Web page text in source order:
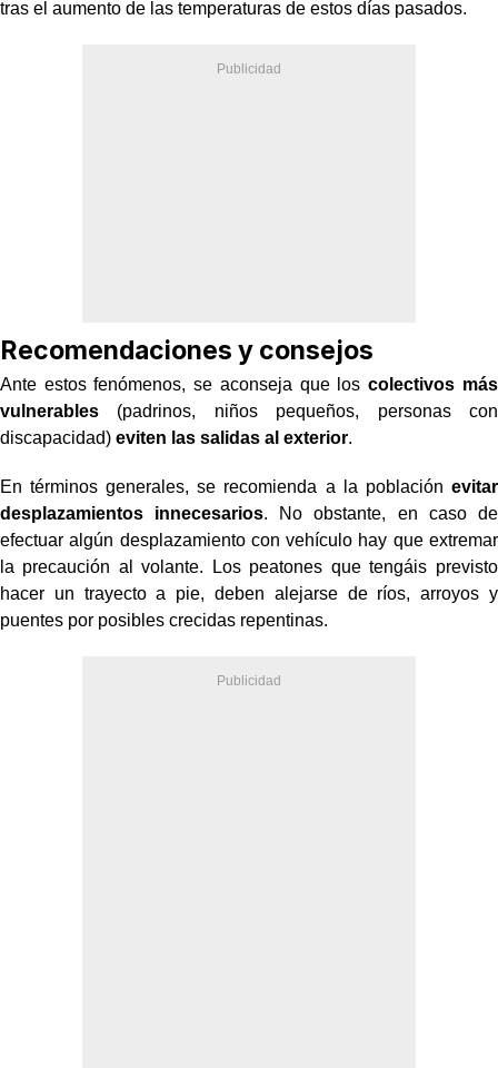
tras el aumento de las temperaturas de estos días pasados.
Recomendaciones y consejos
Ante estos fenómenos, se aconseja que loscolectivos más
vulnerables (padrinos, niños pequeños, personas con
discapacidad) eviten las salidas al exterior.
En términos generales, se recomienda a la población evitar
desplazamientos innecesarios. No obstante, en caso de
efectuar algún desplazamiento con vehículo hay que extremar
la precaución al volante. Los peatones que tengáis previsto
hacer un trayecto a pie, deben alejarse de ríos, arroyos y
puentes por posibles crecidas repentinas.